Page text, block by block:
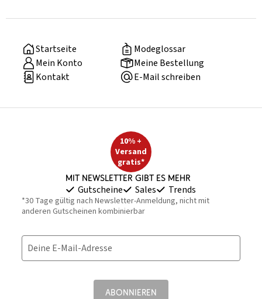
Startseite
Modeglossar
Mein Konto
Meine Bestellung
Kontakt
E-Mail schreiben
10% +
Versand
gratis*
Mit Newsletter gibt es mehr
Gutscheine Sales Trends
*30 Tage gültig nach Newsletter-Anmeldung, nicht mit
anderen Gutscheinen kombinierbar
Deine E-Mail-Adresse
ABONNIEREN